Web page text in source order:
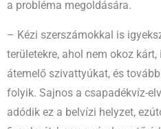
a probléma megoldására.
– Kézi szerszámokkal is
területekre, ahol nem okoz
átemelő szivattyúkat, és
folyik. Sajnos a csapadékvíz-
adódik ez a belvízi helyzet,